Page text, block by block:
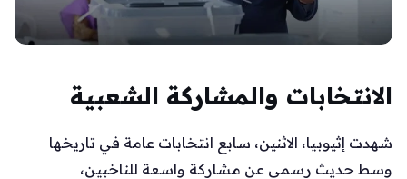
الانتخابات والمشاركة الشعبية
شهدت إثيوبيا، الاثنين، سابع انتخابات عامة في تاريخها
وسط حديث رسمي عن مشاركة واسعة للناخبين،